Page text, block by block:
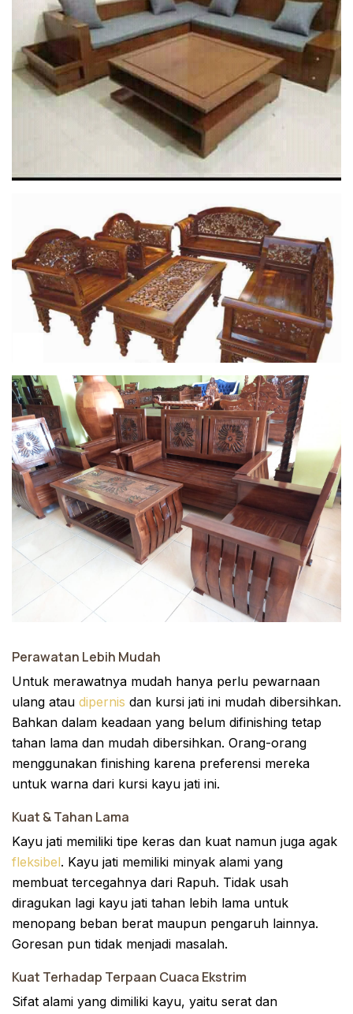
Perawatan Lebih Mudah
Untuk merawatnya mudah hanya perlu pewarnaan
ulang atau dipernis dan kursi jati ini mudah dibersihkan.
Bahkan dalam keadaan yang belum difinishing tetap
tahan lama dan mudah dibersihkan. Orang-orang
menggunakan finishing karena preferensi mereka
untuk warna dari kursi kayu jati ini.
Kuat & Tahan Lama
Kayu jati memiliki tipe keras dan kuat namun juga agak
fleksibel. Kayu jati memiliki minyak alami yang
membuat tercegahnya dari Rapuh. Tidak usah
diragukan lagi kayu jati tahan lebih lama untuk
menopang beban berat maupun pengaruh lainnya.
Goresan pun tidak menjadi masalah.
Kuat Terhadap Terpaan Cuaca Ekstrim
Sifat alami yang dimiliki kayu, yaitu serat dan